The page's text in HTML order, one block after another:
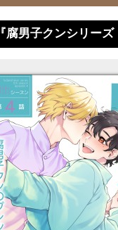
『腐男子クンシリー